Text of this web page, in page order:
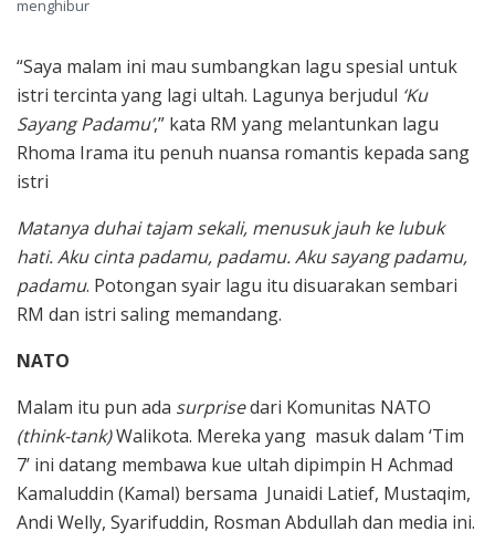
menghibur
“Saya malam ini mau sumbangkan lagu spesial untuk
istri tercinta yang lagi ultah. Lagunya berjudul ‘Ku
Sayang Padamu’,” kata RM yang melantunkan lagu
Rhoma Irama itu penuh nuansa romantis kepada sang
istri
Matanya duhai tajam sekali, menusuk jauh ke lubuk
hati. Aku cinta padamu, padamu. Aku sayang padamu,
padamu. Potongan syair lagu itu disuarakan sembari
RM dan istri saling memandang.
NATO
Malam itu pun ada surprisedari Komunitas NATO
(think-tank)Walikota. Mereka yang masuk dalam ‘Tim
7’ ini datang membawa kue ultah dipimpin H Achmad
Kamaluddin (Kamal) bersama Junaidi Latief, Mustaqim,
Andi Welly, Syarifuddin, Rosman Abdullah dan media ini.